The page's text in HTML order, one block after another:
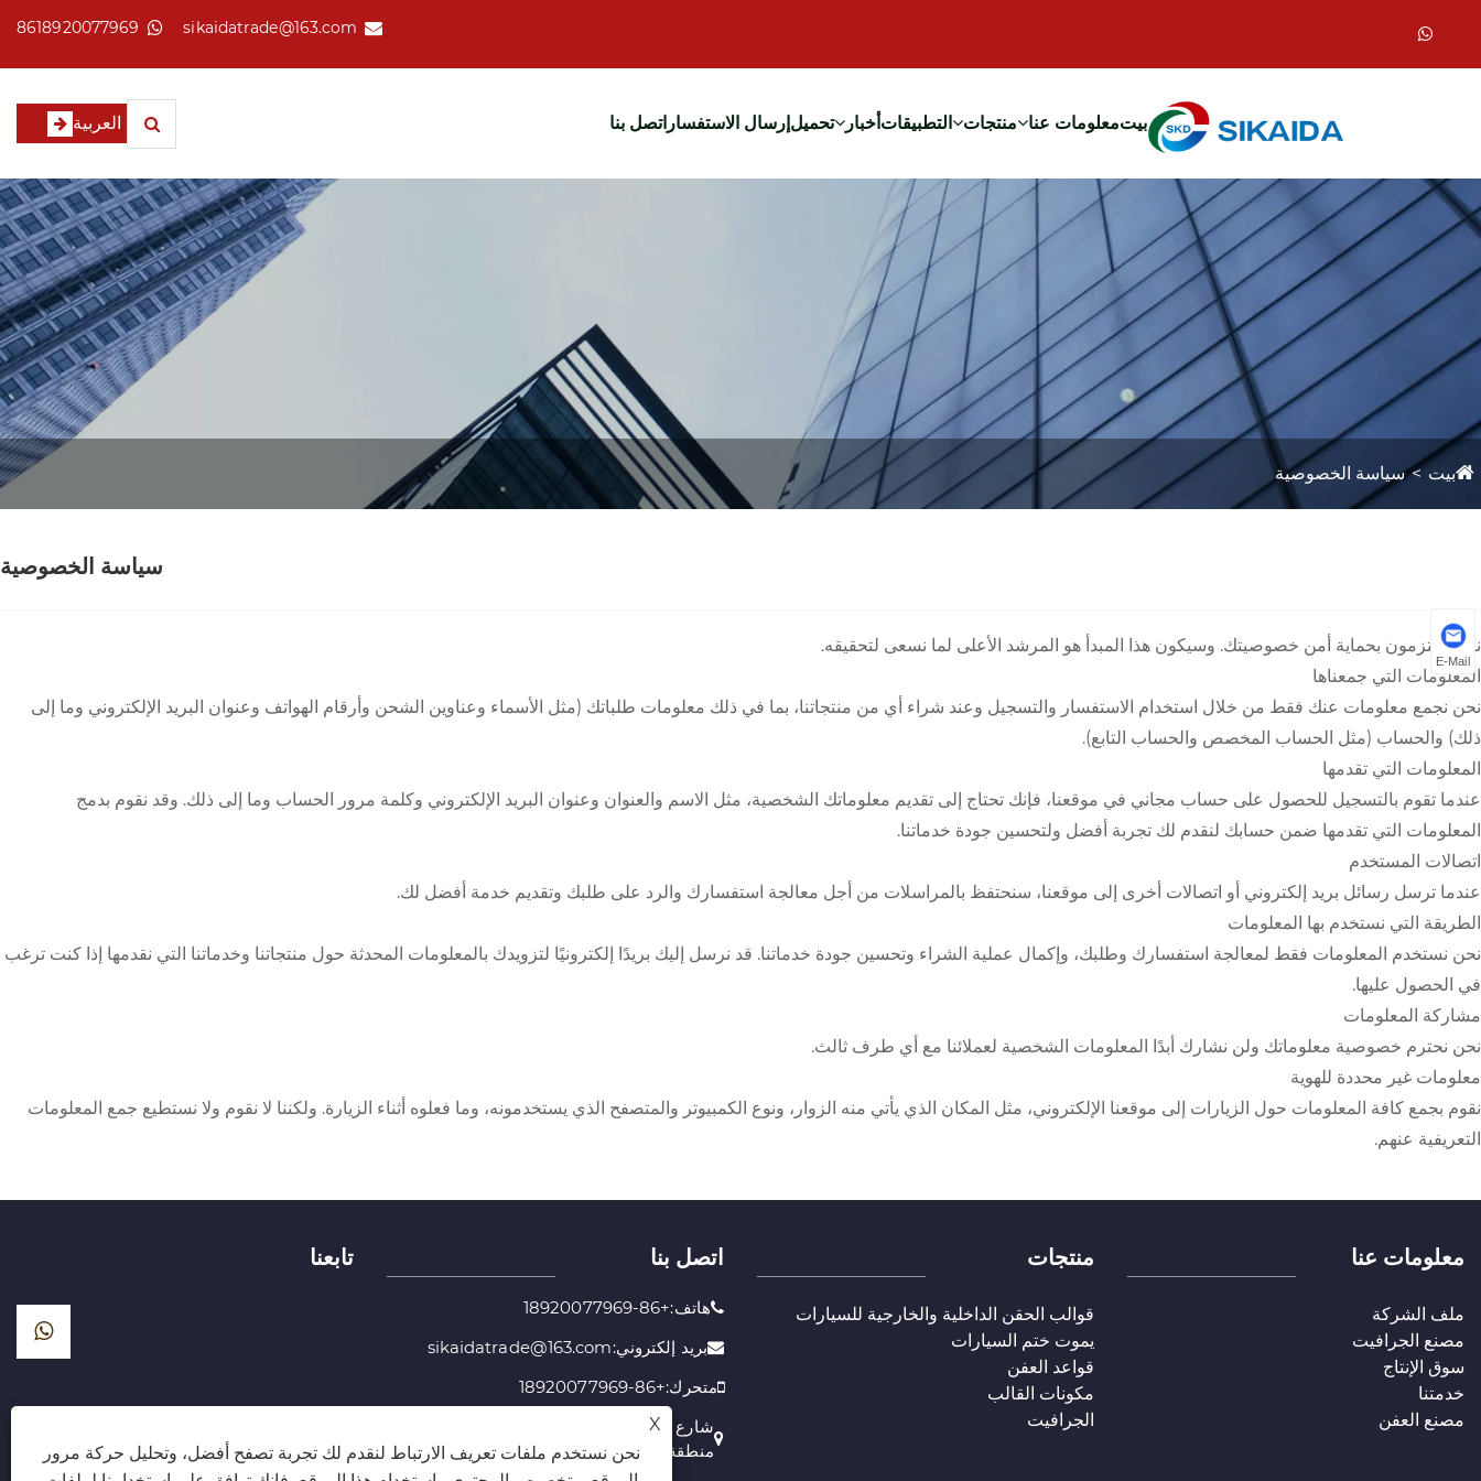
sikaidatrade@163.com
8618920077969
بيتمعلومات عنا منتجات التطبيقاتأخبار تحميلإرسال الاستفسار اتصل بنا العربية
بيت سياسة الخصوصية
سياسة الخصوصية
نحن ملتزمون بحماية أمن خصوصيتك. وسيكون هذا المبدأ هو المرشد الأعلى لما نسعى لتحقيقه.
المعلومات التي جمعناها
نحن نجمع معلومات عنك فقط من خلال استخدام الاستفسار والتسجيل وعند شراء أي من منتجاتنا، بما في ذلك معلومات طلباتك (مثل الأسماء وعناوين الشحن وأرقام الهواتف وعنوان البريد الإلكتروني وما إلى
ذلك) والحساب (مثل الحساب المخصص والحساب التابع).
المعلومات التي تقدمها
عندما تقوم بالتسجيل للحصول على حساب مجاني في موقعنا، فإنك تحتاج إلى تقديم معلوماتك الشخصية، مثل الاسم والعنوان وعنوان البريد الإلكتروني وكلمة مرور الحساب وما إلى ذلك. وقد نقوم بدمج
المعلومات التي تقدمها ضمن حسابك لنقدم لك تجربة أفضل ولتحسين جودة خدماتنا.
اتصالات المستخدم
عندما ترسل رسائل بريد إلكتروني أو اتصالات أخرى إلى موقعنا، سنحتفظ بالمراسلات من أجل معالجة استفسارك والرد على طلبك وتقديم خدمة أفضل لك.
الطريقة التي نستخدم بها المعلومات
نحن نستخدم المعلومات فقط لمعالجة استفسارك وطلبك، وإكمال عملية الشراء وتحسين جودة خدماتنا. قد نرسل إليك بريدًا إلكترونيًا لتزويدك بالمعلومات المحدثة حول منتجاتنا وخدماتنا التي نقدمها إذا كنت ترغب
في الحصول عليها.
مشاركة المعلومات
نحن نحترم خصوصية معلوماتك ولن نشارك أبدًا المعلومات الشخصية لعملائنا مع أي طرف ثالث.
معلومات غير محددة للهوية
نقوم بجمع كافة المعلومات حول الزيارات إلى موقعنا الإلكتروني، مثل المكان الذي يأتي منه الزوار، ونوع الكمبيوتر والمتصفح الذي يستخدمونه، وما فعلوه أثناء الزيارة. ولكننا لا نقوم ولا نستطيع جمع المعلومات
التعريفية عنهم.
معلومات عنا
ملف الشركة
مصنع الجرافيت
سوق الإنتاج
خدمتنا
مصنع العفن
منتجات
قوالب الحقن الداخلية والخارجية للسيارات
يموت ختم السيارات
قواعد العفن
مكونات القالب
الجرافيت
اتصل بنا
هاتف:+86-18920077969
بريد إلكتروني:sikaidatrade@163.com
متحرك:+86-18920077969
منطقة Jinnan، مدينة Tianjin، الصين
تابعنا
E-Mail
X
نحن نستخدم ملفات تعريف الارتباط لنقدم لك تجربة تصفح أفضل، وتحليل حركة مرور